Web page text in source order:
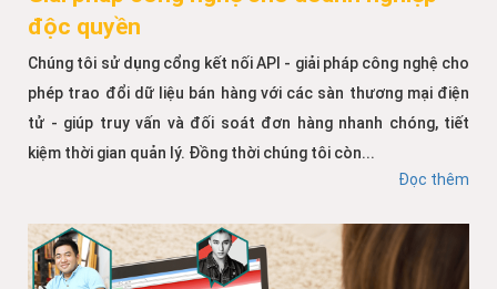
độc quyền
Chúng tôi sử dụng cổng kết nối API - giải pháp công nghệ cho
phép trao đổi dữ liệu bán hàng với các sàn thương mại điện
tử - giúp truy vấn và đối soát đơn hàng nhanh chóng, tiết
kiệm thời gian quản lý. Đồng thời chúng tôi còn...
Đọc thêm